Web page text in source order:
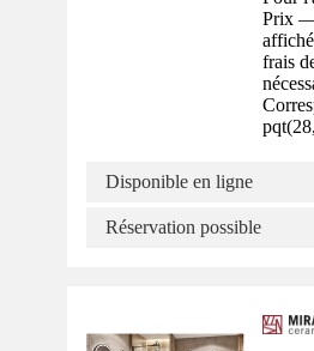
Prix —
frais
pqt(
Disponible en ligne
Réservation possible